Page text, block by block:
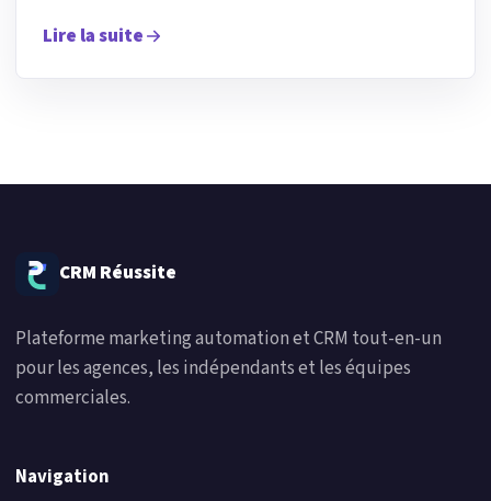
Lire la suite
CRM Réussite
Plateforme marketing automation et CRM tout-en-un
pour les agences, les indépendants et les équipes
commerciales.
Navigation